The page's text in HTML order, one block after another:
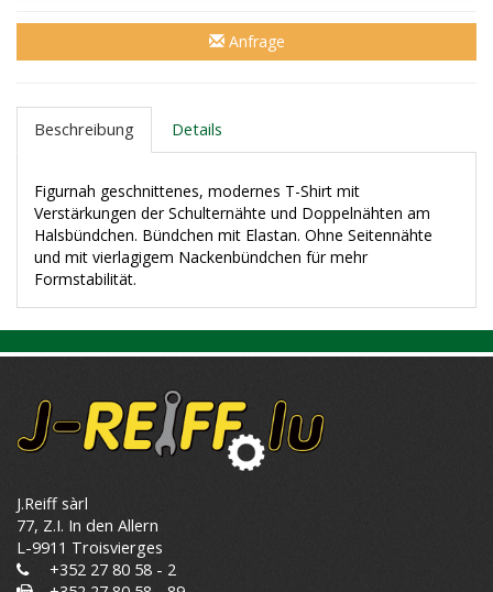
Anfrage
Beschreibung Details
Figurnah geschnittenes, modernes T-Shirt mit
Verstärkungen der Schulternähte und Doppelnähten am
Halsbündchen. Bündchen mit Elastan. Ohne Seitennähte
und mit vierlagigem Nackenbündchen für mehr
Formstabilität.
J.Reiff sàrl
77, Z.I. In den Allern
L-9911 Troisvierges
+352 27 80 58 - 2